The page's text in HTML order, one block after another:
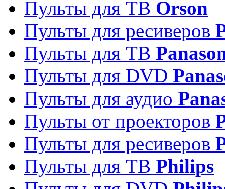
Пульты для ТВ Orson
Пульты для ресиверов
Пульты для ТВ
Пульты для DVD
Пульты для аудио
Пульты от проекторов
Пульты для ресиверов
Пульты для ТВ Philips